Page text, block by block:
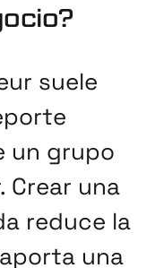
suele
un grupo
Crear una
reduce la
una